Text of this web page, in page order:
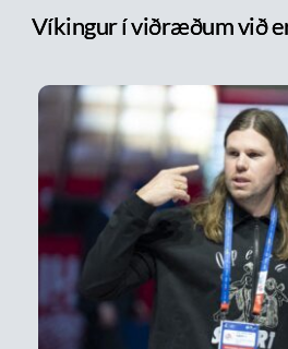
Víkingur í viðræðum við